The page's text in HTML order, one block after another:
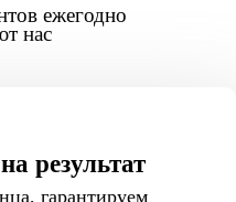
ежегодно
нас
результат
гарантируем